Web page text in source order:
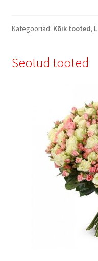
Kategooriad: Kõik tooted,
Seotud tooted